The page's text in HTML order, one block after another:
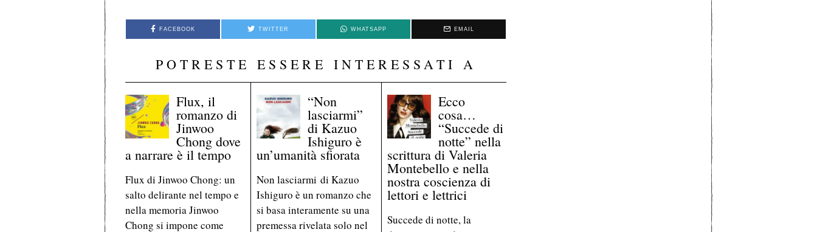
FACEBOOK TWITTER WHATSAPP EMAIL
POTRESTE ESSERE INTERESSATI A
Flux, il
romanzo di
Jinwoo
Chong dove
a narrare è il tempo
Flux di Jinwoo Chong: un
salto delirante nel tempo e
nella memoria Jinwoo
Chong si impone come
“Non
lasciarmi”
di Kazuo
Ishiguro è
un’umanità sfiorata
Non lasciarmi di Kazuo
Ishiguro è un romanzo che
si basa interamente su una
premessa rivelata solo nel
Ecco
cosa…
“Succede di
notte” nella
scrittura di Valeria
Montebello e nella
nostra coscienza di
lettori e lettrici
Succede di notte, la